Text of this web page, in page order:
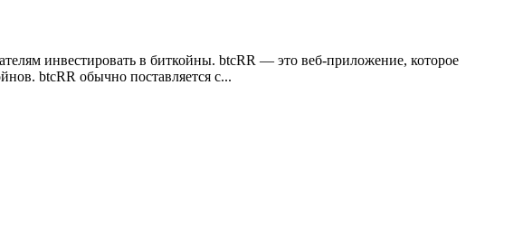
инвестировать в биткойны. btcRR — это веб-приложение, которое
btcRR обычно поставляется с...